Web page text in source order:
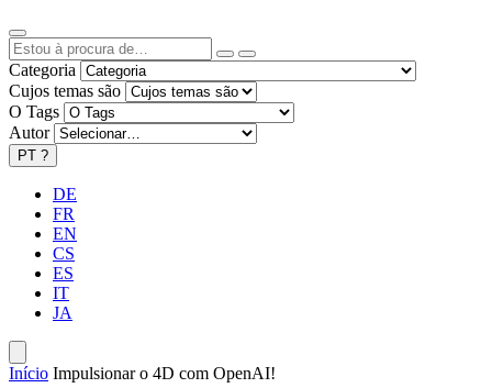
Categoria
Cujos temas são
O Tags
Autor
PT ?
DE
FR
EN
CS
ES
IT
JA
Início Impulsionar o 4D com OpenAI!